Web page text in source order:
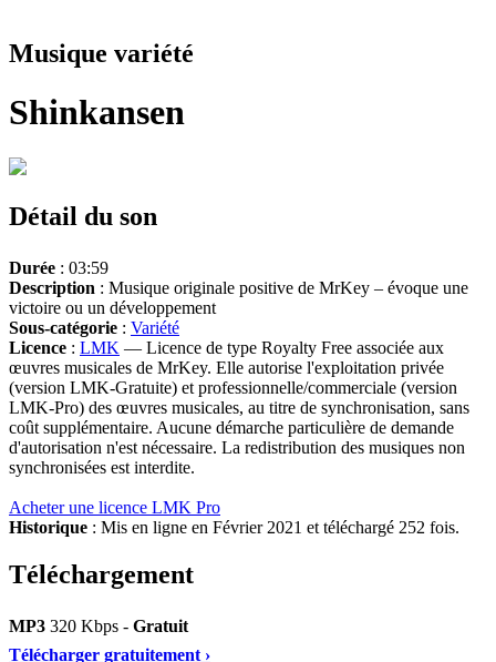
Musique variété
Shinkansen
Détail du son
Durée : 03:59
Description : Musique originale positive de MrKey – évoque une
victoire ou un développement
Sous-catégorie : Variété
Licence : LMK — Licence de type Royalty Free associée aux
œuvres musicales de MrKey. Elle autorise l'exploitation privée
(version LMK-Gratuite) et professionnelle/commerciale (version
LMK-Pro) des œuvres musicales, au titre de synchronisation, sans
coût supplémentaire. Aucune démarche particulière de demande
d'autorisation n'est nécessaire. La redistribution des musiques non
synchronisées est interdite.
Acheter une licence LMK Pro
Historique : Mis en ligne en Février 2021 et téléchargé 252 fois.
Téléchargement
MP3 320 Kbps - Gratuit
Télécharger gratuitement ›